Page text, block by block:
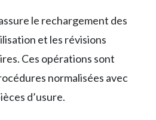
le rechargement des
et les révisions
Ces opérations sont
normalisées avec
d’usure.